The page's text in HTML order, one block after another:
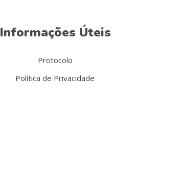
Informações Úteis
Protocolo
Política de Privacidade